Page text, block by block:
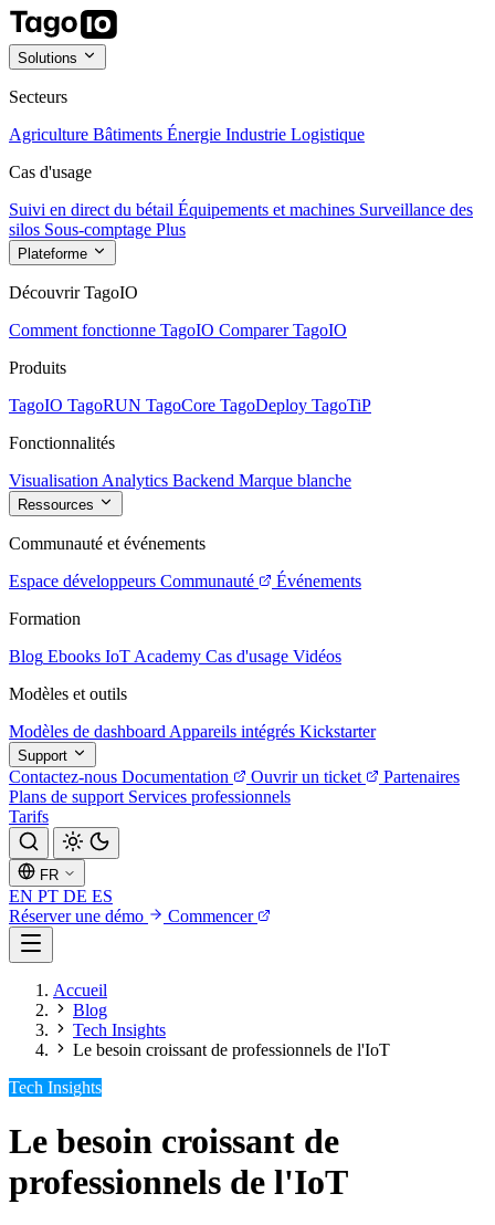
Solutions
Secteurs
Agriculture Bâtiments Énergie Industrie Logistique
Cas d'usage
Suivi en direct du bétail Équipements et machines Surveillance des
silos Sous-comptage Plus
Plateforme
Découvrir TagoIO
Comment fonctionne TagoIO Comparer TagoIO
Produits
TagoIO TagoRUN TagoCore TagoDeploy TagoTiP
Fonctionnalités
Visualisation Analytics Backend Marque blanche
Ressources
Communauté et événements
Espace développeurs Communauté
Événements
Formation
Blog Ebooks IoT Academy Cas d'usage Vidéos
Modèles et outils
Modèles de dashboard Appareils intégrés Kickstarter
Support
Contactez-nous Documentation Ouvrir un ticket
Partenaires
Plans de support Services professionnels
Tarifs
FR
EN PT DE ES
Réserver une démo
Commencer
Accueil
Blog
Tech Insights
Le besoin croissant de professionnels de l'IoT
Tech Insights
Le besoin croissant de
professionnels de l'IoT